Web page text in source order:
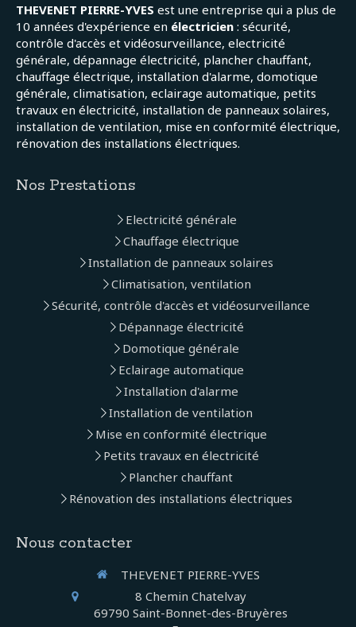
THEVENET PIERRE-YVES est une entreprise qui a plus de
10 années d'expérience en électricien : sécurité,
contrôle d'accès et vidéosurveillance, electricité
générale, dépannage électricité, plancher chauffant,
chauffage électrique, installation d'alarme, domotique
générale, climatisation, eclairage automatique, petits
travaux en électricité, installation de panneaux solaires,
installation de ventilation, mise en conformité électrique,
rénovation des installations électriques.
Nos Prestations
Electricité générale
Chauffage électrique
Installation de panneaux solaires
Climatisation, ventilation
Sécurité, contrôle d'accès et vidéosurveillance
Dépannage électricité
Domotique générale
Eclairage automatique
Installation d'alarme
Installation de ventilation
Mise en conformité électrique
Petits travaux en électricité
Plancher chauffant
Rénovation des installations électriques
Nous contacter
THEVENET PIERRE-YVES
8 Chemin Chatelvay
69790 Saint-Bonnet-des-Bruyères